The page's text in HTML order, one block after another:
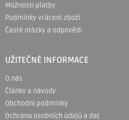
Možnosti platby
Podmínky vrácení zboží
Časté otázky a odpovědi
UŽITEČNÉ INFORMACE
O nás
Články a návody
Obchodní podmínky
Ochrana osobních údajů a dat